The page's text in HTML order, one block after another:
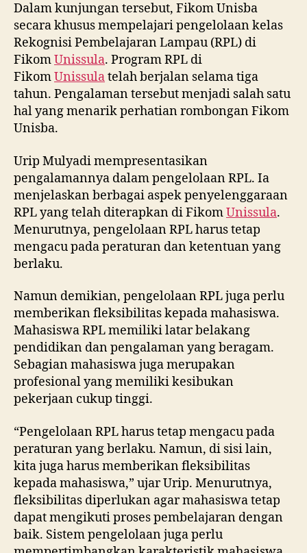
Dalam kunjungan tersebut, Fikom Unisba
secara khusus mempelajari pengelolaan kelas
Rekognisi Pembelajaran Lampau (RPL) di
FikomUnissula. Program RPL di
FikomUnissulatelah berjalan selama tiga
tahun. Pengalaman tersebut menjadi salah satu
hal yang menarik perhatian rombongan Fikom
Unisba.
Urip Mulyadi mempresentasikan
pengalamannya dalam pengelolaan RPL. Ia
menjelaskan berbagai aspek penyelenggaraan
RPL yang telah diterapkan di FikomUnissula.
Menurutnya, pengelolaan RPL harus tetap
mengacu pada peraturan dan ketentuan yang
berlaku.
Namun demikian, pengelolaan RPL juga perlu
memberikan fleksibilitas kepada mahasiswa.
Mahasiswa RPL memiliki latar belakang
pendidikan dan pengalaman yang beragam.
Sebagian mahasiswa juga merupakan
profesional yang memiliki kesibukan
pekerjaan cukup tinggi.
“Pengelolaan RPL harus tetap mengacu pada
peraturan yang berlaku. Namun, di sisi lain,
kita juga harus memberikan fleksibilitas
kepada mahasiswa,” ujar Urip. Menurutnya,
fleksibilitas diperlukan agar mahasiswa tetap
dapat mengikuti proses pembelajaran dengan
baik. Sistem pengelolaan juga perlu